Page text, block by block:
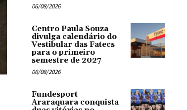
06/08/2026
Centro Paula Souza
divulga calendário do
Vestibular das Fatecs
para o primeiro
semestre de 2027
06/08/2026
Fundesport
Araraquara conquista